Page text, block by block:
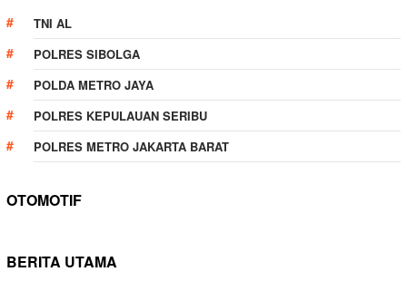
TNI AL
POLRES SIBOLGA
POLDA METRO JAYA
POLRES KEPULAUAN SERIBU
POLRES METRO JAKARTA BARAT
OTOMOTIF
BERITA UTAMA